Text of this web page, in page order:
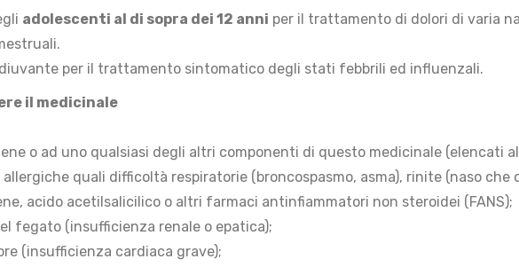
adolescenti al di sopra dei 12 anni per il trattamento di dolori di varia
per il trattamento sintomatico degli stati febbrili ed influenzali.
il medicinale
o ad uno qualsiasi degli altri componenti di questo medicinale (elencati
quali difficoltà respiratorie (broncospasmo, asma), rinite (naso che
acido acetilsalicilico o altri farmaci antinfiammatori non steroidei (FANS);
fegato (insufficienza renale o epatica);
(insufficienza cardiaca grave);